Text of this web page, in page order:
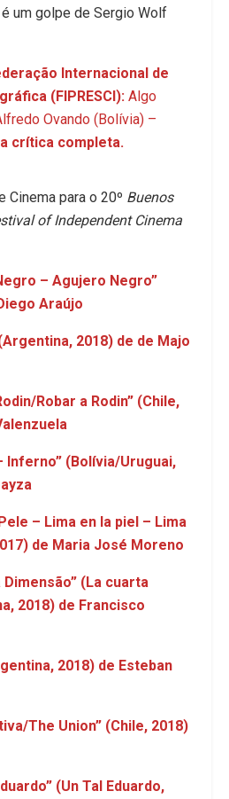
um golpe de Sergio Wolf
Internacional de
(FIPRESCI): Algo
Ovando (Bolívia) –
crítica completa.
Cinema para o 20º Buenos
of Independent Cinema
– Agujero Negro”
Araújo
2018) de de Majo
Robar a Rodin” (Chile,
Inferno” (Bolívia/Uruguai,
– Lima en la piel – Lima
de Maria José Moreno
Dimensão” (La cuarta
2018) de Francisco
2018) de Esteban
The Union” (Chile, 2018)
(Un Tal Eduardo,